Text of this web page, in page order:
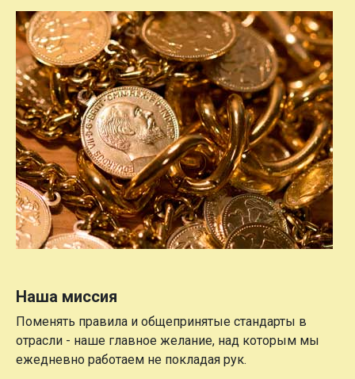
Наша миссия
Поменять правила и общепринятые стандарты в
отрасли - наше главное желание, над которым мы
ежедневно работаем не покладая рук.